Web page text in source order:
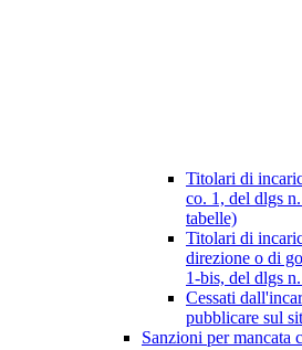
Titolari di
co. 1, del dlgs
tabelle)
Titolari di
direzione o di
1-bis, del dlgs
Cessati
pubblicare sul
Sanzioni per mancata